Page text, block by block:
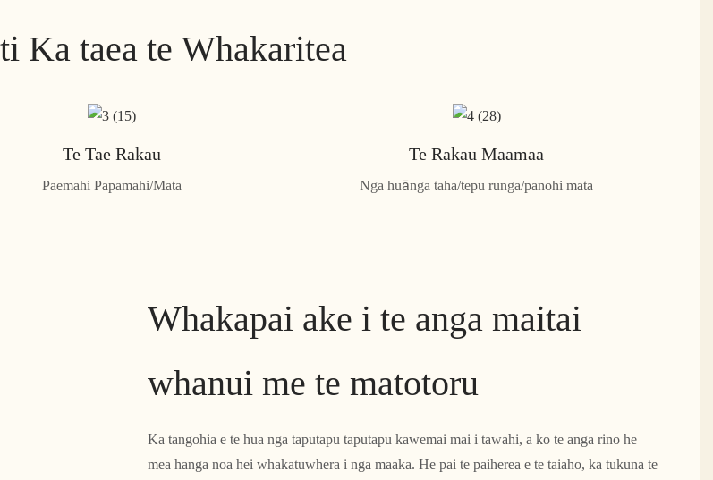
Ka taea te Whakaritea
Te Tae Rakau
Paemahi Papamahi/Mata
Te Rakau Maamaa
Nga huānga taha/tepu runga/panohi mata
Whakapai ake i te anga maitai
whanui me te matotoru
Ka tangohia e te hua nga taputapu taputapu kawemai mai i tawahi, a ko te anga rino he
mea hanga noa hei whakatuwhera i nga maaka. He pai te paiherea e te taiaho, ka tukuna te